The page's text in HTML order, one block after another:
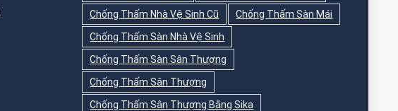
Chống Thấm Nhà Vệ Sinh Cũ
Chống Thấm Sàn Mái
Chống Thấm Sàn Nhà Vệ Sinh
Chống Thấm Sàn Sân Thượng
Chống Thấm Sân Thượng
Chống Thấm Sân Thượng Bằng Sika